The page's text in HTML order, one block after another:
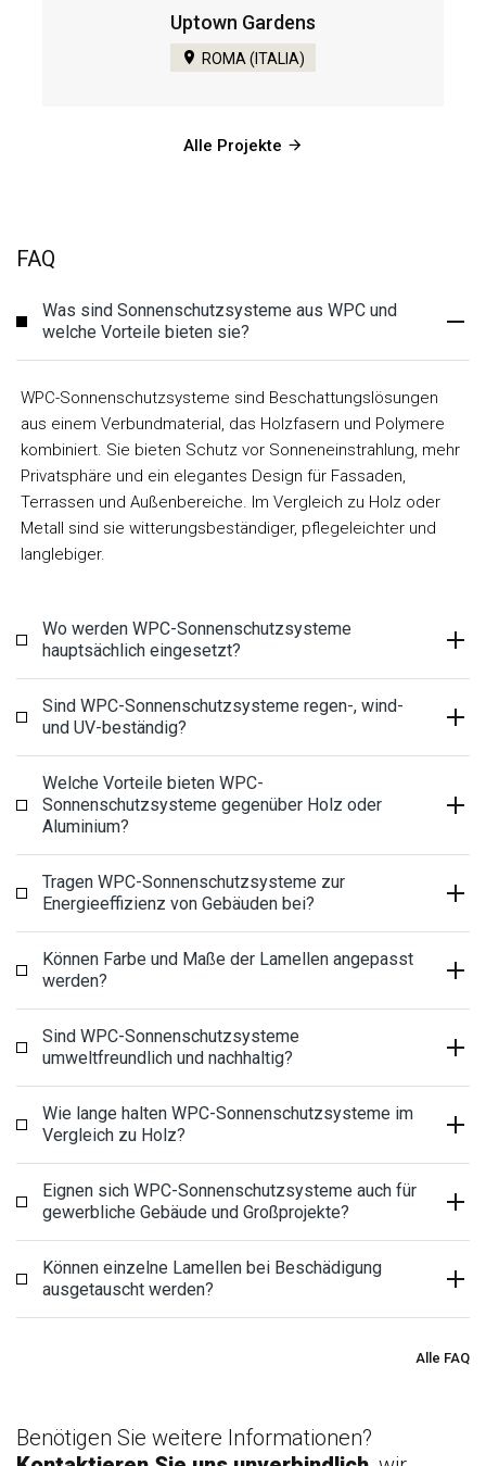
Uptown Gardens
ROMA (ITALIA)
Alle Projekte
FAQ
Was sind Sonnenschutzsysteme aus WPC und
welche Vorteile bieten sie?
WPC-Sonnenschutzsysteme sind Beschattungslösungen
aus einem Verbundmaterial, das Holzfasern und Polymere
kombiniert. Sie bieten Schutz vor Sonneneinstrahlung, mehr
Privatsphäre und ein elegantes Design für Fassaden,
Terrassen und Außenbereiche. Im Vergleich zu Holz oder
Metall sind sie witterungsbeständiger, pflegeleichter und
langlebiger.
Wo werden WPC-Sonnenschutzsysteme
hauptsächlich eingesetzt?
Sind WPC-Sonnenschutzsysteme regen-, wind-
und UV-beständig?
Welche Vorteile bieten WPC-
Sonnenschutzsysteme gegenüber Holz oder
Aluminium?
Tragen WPC-Sonnenschutzsysteme zur
Energieeffizienz von Gebäuden bei?
Können Farbe und Maße der Lamellen angepasst
werden?
Sind WPC-Sonnenschutzsysteme
umweltfreundlich und nachhaltig?
Wie lange halten WPC-Sonnenschutzsysteme im
Vergleich zu Holz?
Eignen sich WPC-Sonnenschutzsysteme auch für
gewerbliche Gebäude und Großprojekte?
Können einzelne Lamellen bei Beschädigung
ausgetauscht werden?
Alle FAQ
Benötigen Sie weitere Informationen?